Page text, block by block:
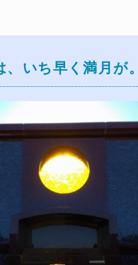
いち早く満月が。